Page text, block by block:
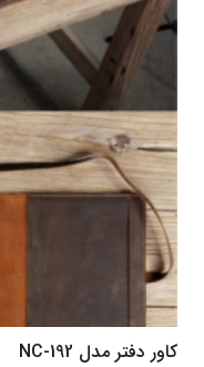
کاور دفتر مدل NC-192